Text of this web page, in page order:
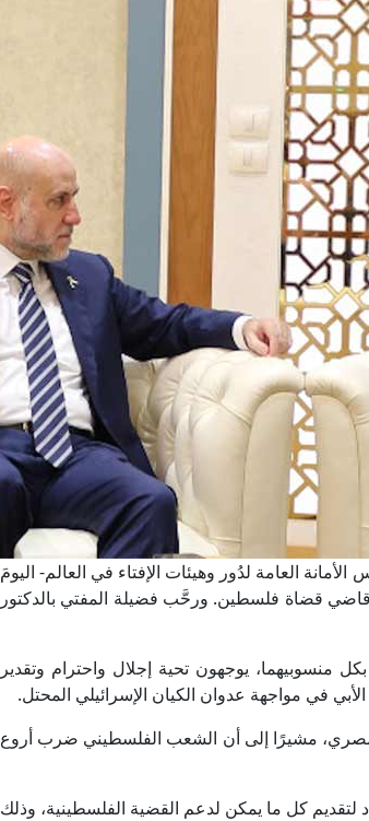
العامة لدُور وهيئات الإفتاء في العالم- اليومَ
قضاة فلسطين. ورحَّب فضيلة المفتي بالدكتور
منسوبيهما، يوجهون تحية إجلال واحترام وتقدير
في مواجهة عدوان الكيان الإسرائيلي المحتل.
مشيرًا إلى أن الشعب الفلسطيني ضرب أروع
لتقديم كل ما يمكن لدعم القضية الفلسطينية، وذلك